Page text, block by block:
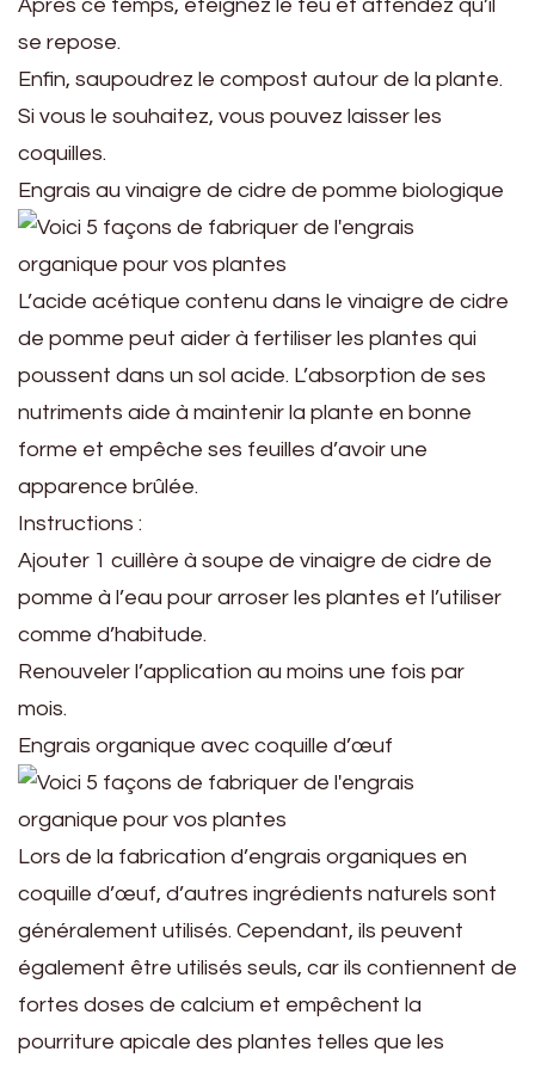
Après ce temps, éteignez le feu et attendez qu’il
se repose.
Enfin, saupoudrez le compost autour de la plante.
Si vous le souhaitez, vous pouvez laisser les
coquilles.
Engrais au vinaigre de cidre de pomme biologique
L’acide acétique contenu dans le vinaigre de cidre
de pomme peut aider à fertiliser les plantes qui
poussent dans un sol acide. L’absorption de ses
nutriments aide à maintenir la plante en bonne
forme et empêche ses feuilles d’avoir une
apparence brûlée.
Instructions :
Ajouter 1 cuillère à soupe de vinaigre de cidre de
pomme à l’eau pour arroser les plantes et l’utiliser
comme d’habitude.
Renouveler l’application au moins une fois par
mois.
Engrais organique avec coquille d’œuf
Lors de la fabrication d’engrais organiques en
coquille d’œuf, d’autres ingrédients naturels sont
généralement utilisés. Cependant, ils peuvent
également être utilisés seuls, car ils contiennent de
fortes doses de calcium et empêchent la
pourriture apicale des plantes telles que les